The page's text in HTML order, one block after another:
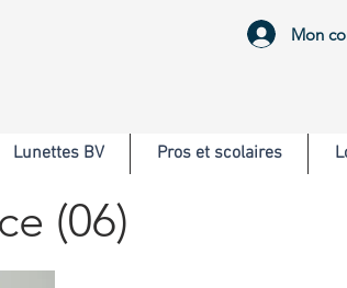
Mon
Lunettes BV Pros et scolaires
(06)